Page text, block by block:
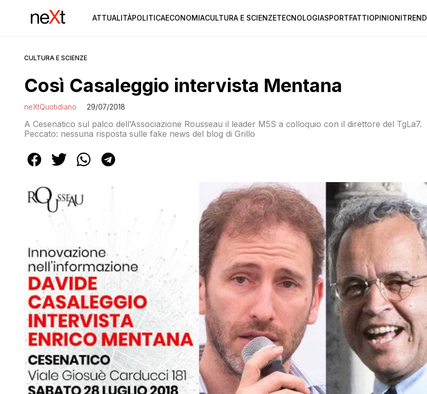
ATTUALITÀPOLITICAECONOMIACULTURA E SCIENZETECNOLOGIASPORTFATTIOPINIONITREND
CULTURA E SCIENZE
Così Casaleggio intervista Mentana
neXtQuotidiano 29/07/2018
A Cesenatico sul palco dell’Associazione Rousseau il leader M5S a colloquio con il direttore del TgLa7.
Peccato: nessuna risposta sulle fake news del blog di Grillo